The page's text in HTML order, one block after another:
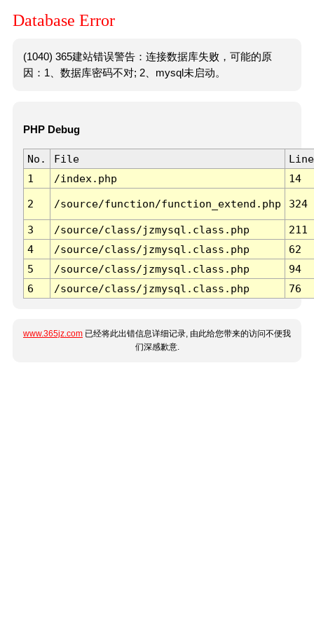
Database Error
(1040) 365建站错误警告：连接数据库失败，可能的原
因：1、数据库密码不对; 2、mysql未启动。
PHP Debug
No. File
Line
1
/index.php 14
2 /source/function/function_extend.php 324
3 /source/class/jzmysql.class.php
211
4
/source/class/jzmysql.class.php
62
5
/source/class/jzmysql.class.php
94
6
/source/class/jzmysql.class.php 76
www.365jz.com 已经将此出错信息详细记录, 由此给您带来的访问不便我
们深感歉意.